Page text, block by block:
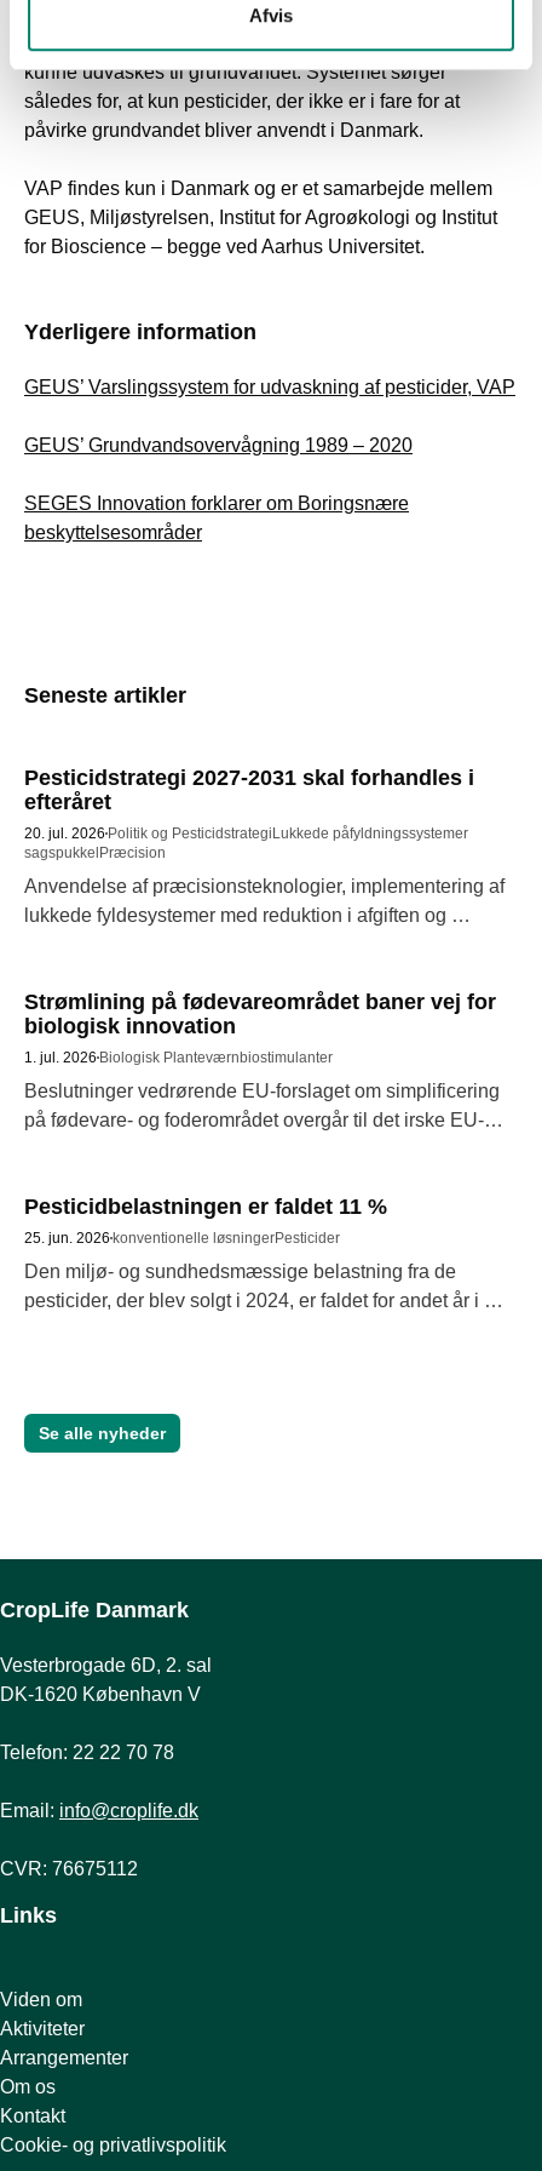
Afvis
forbud af ellers godkendte pesticider fra markedet, hvis
de på trods af brug efter gældende regler viser sig at
kunne udvaskes til grundvandet. Systemet sørger
således for, at kun pesticider, der ikke er i fare for at
påvirke grundvandet bliver anvendt i Danmark.
VAP findes kun i Danmark og er et samarbejde mellem
GEUS, Miljøstyrelsen, Institut for Agroøkologi og Institut
for Bioscience – begge ved Aarhus Universitet.
Yderligere information
GEUS’ Varslingssystem for udvaskning af pesticider, VAP
GEUS’ Grundvandsovervågning 1989 – 2020
SEGES Innovation forklarer om Boringsnære
beskyttelsesområder
Seneste artikler
Pesticidstrategi 2027-2031 skal forhandles i
efteråret
20. jul. 2026 Politik og Pesticidstrategi Lukkede påfyldningssystemer
sagspukkel Præcision
Anvendelse af præcisionsteknologier, implementering af
lukkede fyldesystemer med reduktion i afgiften og
forhandlinger
Strømlining på fødevareområdet baner vej for
biologisk innovation
1. jul. 2026 Biologisk Planteværnbiostimulanter
Beslutninger vedrørende EU-forslaget om simplificering
på fødevare- og foderområdet overgår til det irske EU-
Pesticidbelastningen er faldet 11 %
25. jun. 2026 konventionelle løsningerPesticider
Den miljø- og sundhedsmæssige belastning fra de
pesticider, der blev solgt i 2024, er faldet for andet år i
Se alle nyheder
CropLife Danmark
Vesterbrogade 6D, 2. sal
DK-1620 København V
Telefon: 22 22 70 78
Email: info@croplife.dk
CVR: 76675112
Links
Viden om
Aktiviteter
Arrangementer
Om os
Kontakt
Cookie- og privatlivspolitik